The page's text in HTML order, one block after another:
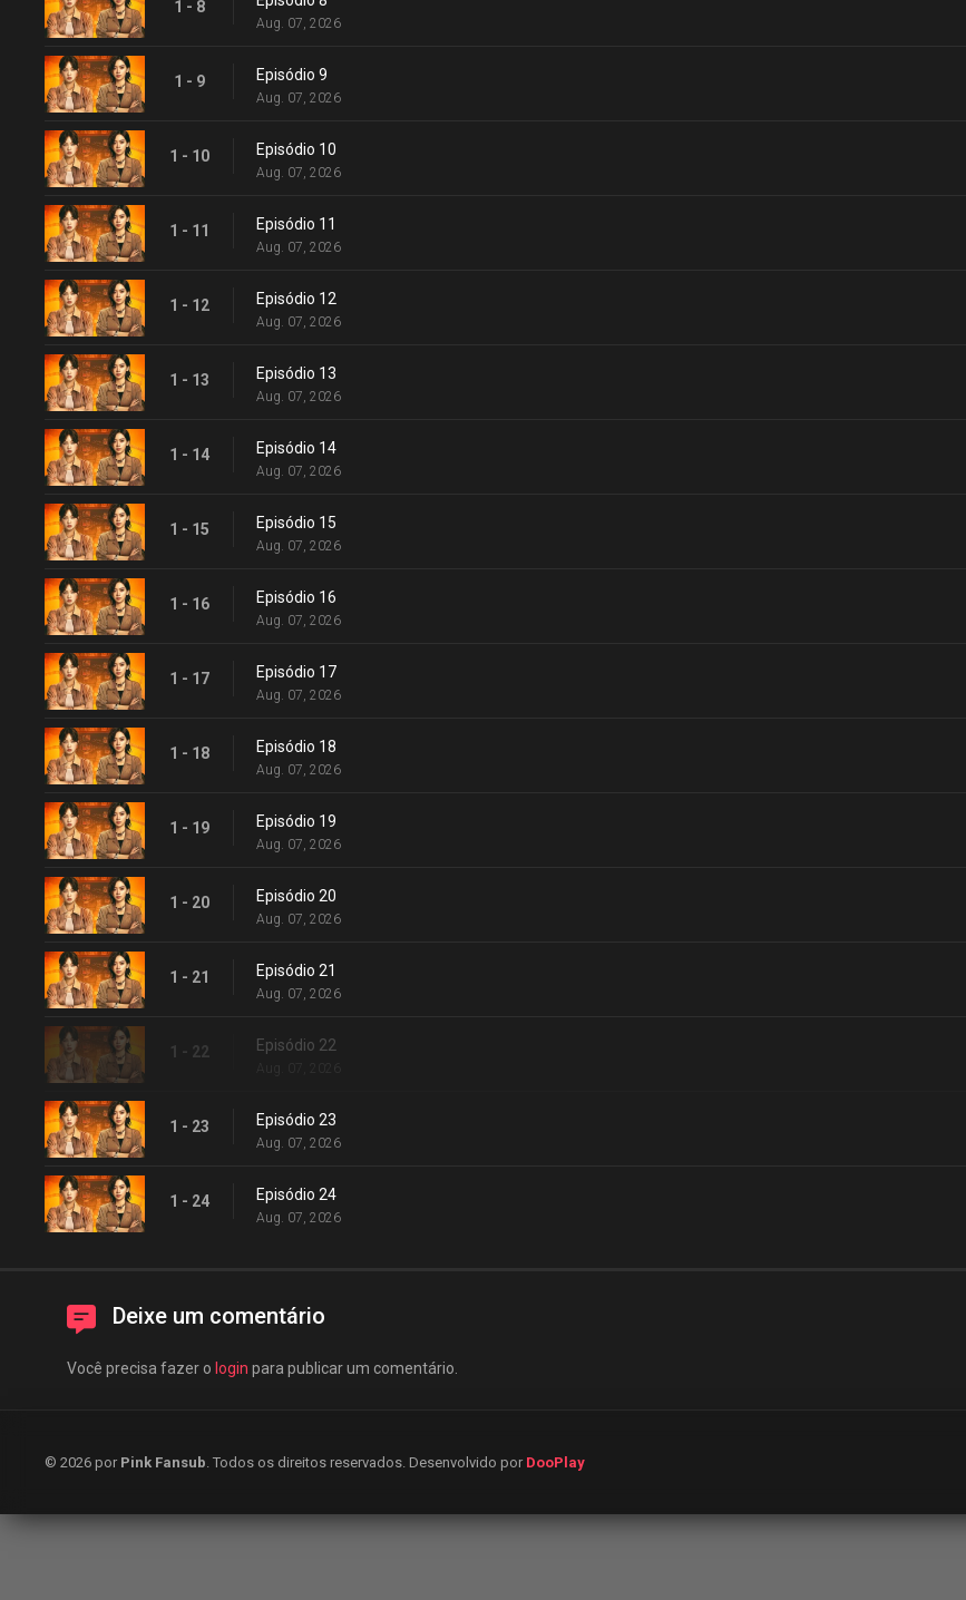
1 - 8
Aug. 07, 2026
1 - 9 Episódio 9
Aug. 07, 2026
1 - 10 Episódio 10
Aug. 07, 2026
1 - 11 Episódio 11
Aug. 07, 2026
1 - 12 Episódio 12
Aug. 07, 2026
1 - 13 Episódio 13
Aug. 07, 2026
1 - 14 Episódio 14
Aug. 07, 2026
1 - 15 Episódio 15
Aug. 07, 2026
1 - 16 Episódio 16
Aug. 07, 2026
1 - 17 Episódio 17
Aug. 07, 2026
1 - 18 Episódio 18
Aug. 07, 2026
1 - 19 Episódio 19
Aug. 07, 2026
1 - 20 Episódio 20
Aug. 07, 2026
1 - 21 Episódio 21
Aug. 07, 2026
1 - 22 Episódio 22
1 - 23 Episódio 23
Aug. 07, 2026
1 - 24 Episódio 24
Aug. 07, 2026
Deixe um comentário
Você precisa fazer o login para publicar um comentário.
© 2026 por Pink Fansub. Todos os direitos reservados. Desenvolvido por DooPlay